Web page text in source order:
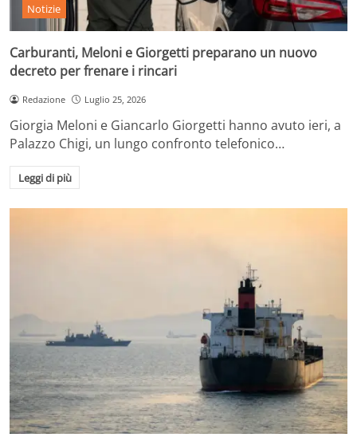
Notizie
Carburanti, Meloni e Giorgetti preparano un nuovo
decreto per frenare i rincari
Redazione Luglio 25, 2026
Giorgia Meloni e Giancarlo Giorgetti hanno avuto ieri, a
Palazzo Chigi, un lungo confronto telefonico…
Leggi di più